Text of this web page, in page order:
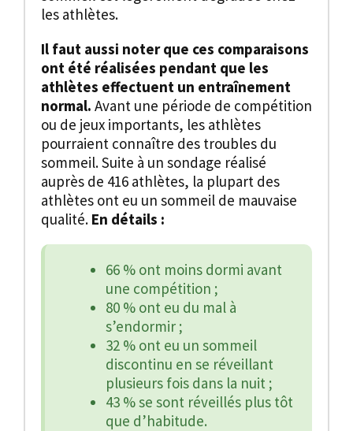
les athlètes.
Il faut aussi noter que ces comparaisons
ont été réalisées pendant que les
athlètes effectuent un entraînement
normal. Avant une période de compétition
ou de jeux importants, les athlètes
pourraient connaître des troubles du
sommeil. Suite à un sondage réalisé
auprès de 416 athlètes, la plupart des
athlètes ont eu un sommeil de mauvaise
qualité. En détails :
66 % ont moins dormi avant
une compétition ;
80 % ont eu du mal à
s’endormir ;
32 % ont eu un sommeil
discontinu en se réveillant
plusieurs fois dans la nuit ;
43 % se sont réveillés plus tôt
que d’habitude.